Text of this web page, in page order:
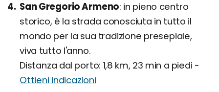
San Gregorio Armeno in pieno centro
storico, è la strada conosciuta in tutto il
mondo per la sua tradizione presepiale,
viva tutto l'anno.
Distanza dal porto: 1,8 km, 23 min a piedi -
Ottieni indicazioni